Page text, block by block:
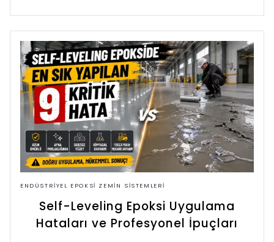
ENDÜSTRIYEL EPOKSI ZEMIN SISTEMLERI
Self-Leveling Epoksi Uygulama
Hataları ve Profesyonel İpuçları